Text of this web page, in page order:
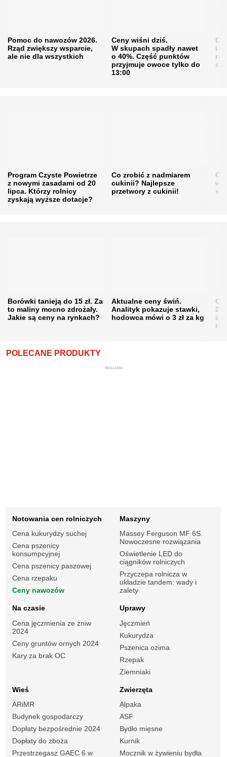
Pomoc do nawozów 2026.
Rząd zwiększy wsparcie,
ale nie dla wszystkich
Ceny wiśni dziś.
W skupach spadły nawet
o 40%. Część punktów
przyjmuje owoce tylko do
13:00
i
Program Czyste Powietrze
z nowymi zasadami od 20
lipca. Którzy rolnicy
zyskają wyższe dotacje?
Co zrobić z nadmiarem
cukinii? Najlepsze
przetwory z cukinii!
w
Borówki tanieją do 15 zł. Za
to maliny mocno zdrożały.
Jakie są ceny na rynkach?
Aktualne ceny świń.
Analityk pokazuje stawki,
hodowca mówi o 3 zł za kg
POLECANE PRODUKTY
REKLAMA
Notowania cen rolniczych
Cena kukurydzy suchej
Cena pszenicy
konsumpcyjnej
Cena pszenicy paszowej
Cena rzepaku
Ceny nawozów
Maszyny
Massey Ferguson MF 6S.
Nowoczesne rozwiązania
Oświetlenie LED do
ciągników rolniczych
Przyczepa rolnicza w
układzie tandem: wady i
zalety
Na czasie
Cena jęczmienia ze żniw
2024
Ceny gruntów ornych 2024
Kary za brak OC
Uprawy
Jęczmień
Kukurydza
Pszenica ozima
Rzepak
Ziemniaki
Wieś
ARiMR
Budynek gospodarczy
Dopłaty bezpośrednie 2024
Dopłaty do zboża
Przestrzegasz GAEC 6 w
Zwierzęta
Alpaka
ASF
Bydło mięsne
Kurnik
Mocznik w żywieniu bydła